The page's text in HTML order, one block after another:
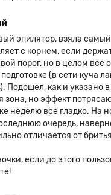
эпилятор, взяла
с корнем, если
порог, но в целом
(в сети куча
Подошел, как и
зона, но эффект
неделю все гладко. На
очередь,
отличается от
если до этого